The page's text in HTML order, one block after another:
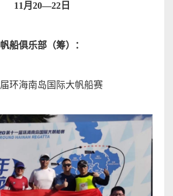
11 月 20—22 日
帆船俱乐部（筹） ：
届环海南岛国际大帆船赛